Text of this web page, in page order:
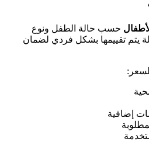
حسب حالة الطفل ونوع
يتم تقييمها بشكل فردي لضمان
إضافية